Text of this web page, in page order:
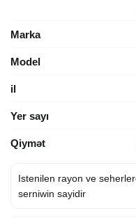
Marka
Model
il
Yer sayı
Qiymət
Istenilen rayon ve
serniwin sayidir